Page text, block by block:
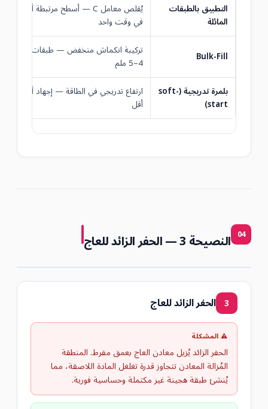
التطبيق بالطبقات
المائلة
يُقلص معامل C — أسطح مرتبطة أقل
في وقت واحد
Bulk-Fill تركيبة انكماش منخفض — طبقات حتى
4–5 ملم
بلمرة تدريجية (soft-
start)
ارتفاع تدريجي في الطاقة — إجهاد أولي
أقل
04 النصيحة 3 — الحفر الزائد للعاج
3 الحفر الزائد للعاج
⚠ المشكلة
الحفر الزائد يُزيل معادن العاج بعمق مفرط. المنطقة
المُزالة المعادن تتجاوز قدرة تغلغل المادة اللاصقة، مما
يُنشئ طبقة هجينة غير مكتملة وحساسية فورية.